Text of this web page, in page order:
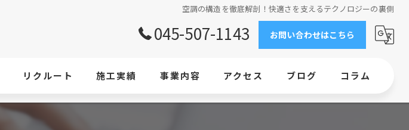
空調の構造を徹底解剖！快適さを支えるテクノロジーの裏側
045-507-1143 お問い合わせはこちら
リクルート 施工実績 事業内容 アクセス ブログ コラム